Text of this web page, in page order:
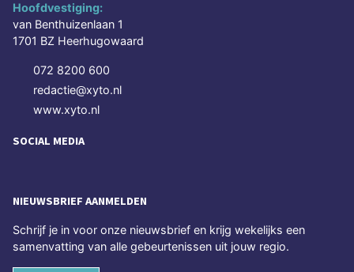
Hoofdvestiging:
van Benthuizenlaan 1
1701 BZ Heerhugowaard
072 8200 600
redactie@xyto.nl
www.xyto.nl
SOCIAL MEDIA
NIEUWSBRIEF AANMELDEN
Schrijf je in voor onze nieuwsbrief en krijg wekelijks een
samenvatting van alle gebeurtenissen uit jouw regio.